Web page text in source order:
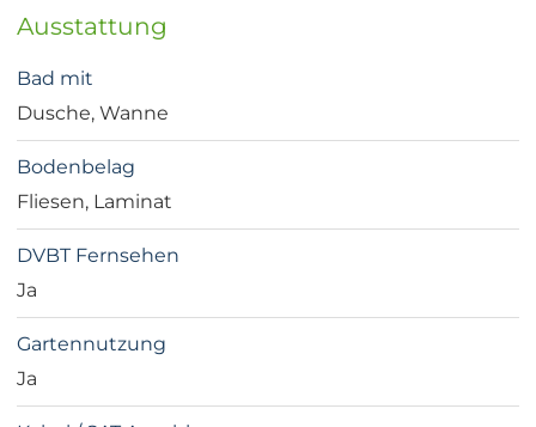
Ausstattung
Bad mit
Dusche, Wanne
Bodenbelag
Fliesen, Laminat
DVBT Fernsehen
Ja
Gartennutzung
Ja